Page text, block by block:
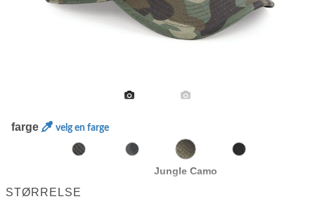
farge velg en farge
Jungle Camo
STØRRELSE